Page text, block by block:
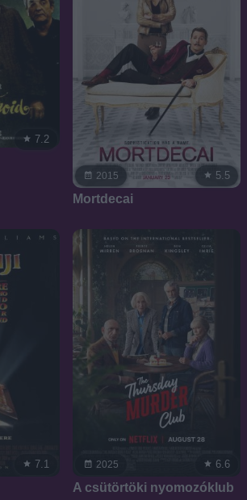
7.2
2015 5.5
Mortdecai
7.1 2025 6.6
A ​csütörtöki nyomozóklub